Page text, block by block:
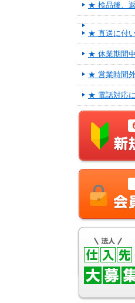
★ 検品後、
★ 直送に付
★ 休業期間中
★ 営業時間
★ 電話対応